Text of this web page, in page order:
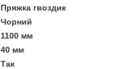
Пряжка гвоздик
Чорний
1100 мм
40 мм
Так